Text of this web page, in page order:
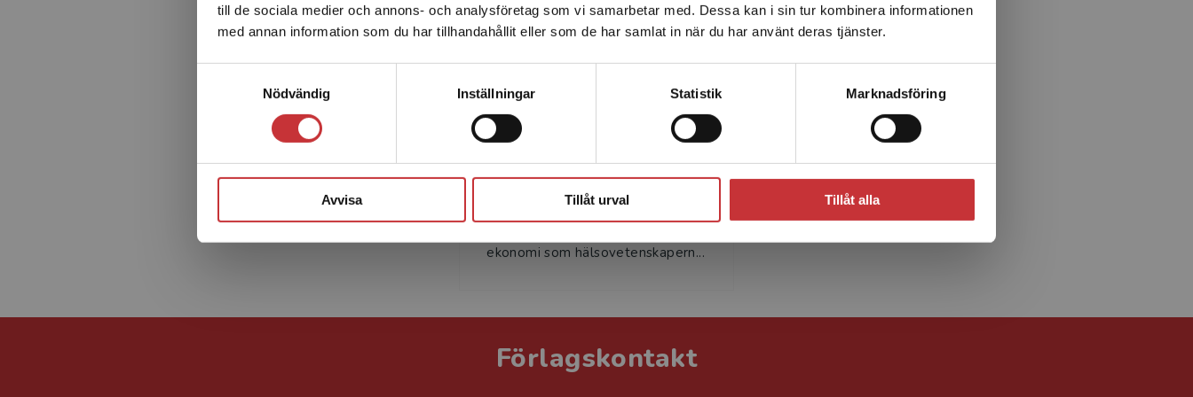
till de sociala medier och annons- och analysföretag som vi samarbetar med. Dessa kan i sin tur kombinera informationen
med annan information som du har tillhandahållit eller som de har samlat in när du har använt deras tjänster.
Nödvändig
Inställningar Statistik Marknadsföring
Avvisa Tillåt urval Tillåt alla
Sverige. För att kunna slutföra ett köp måste
leveransadressen vara i Sverige.Läs mer
Stefan Hellmer är docent i
industriell ekonomi med lång
erfarenhet av att undervisa i
ekonomi som hälsovetenskapern...
Förlagskontakt